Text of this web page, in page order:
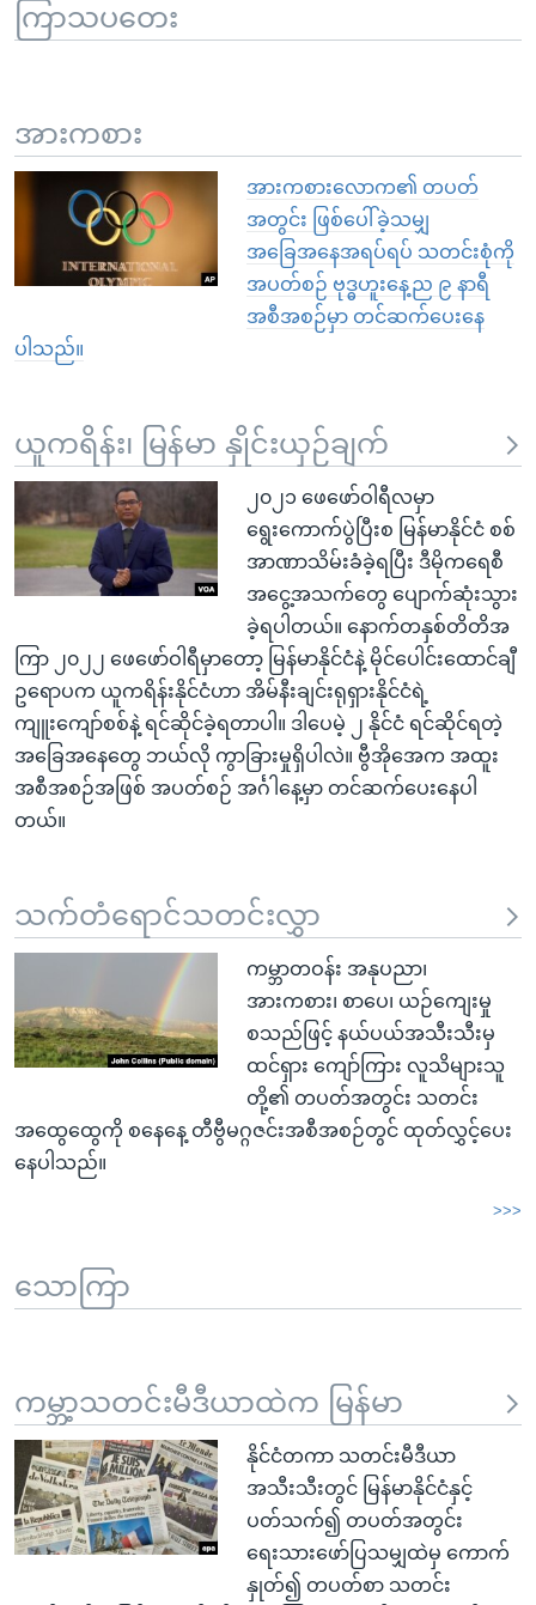
ကြာသပတေး
အားကစား
အားကစားလောက၏ တပတ်
အတွင်း ဖြစ်ပေါ်ခဲ့သမျှ
အခြေအနေအရပ်ရပ် သတင်းစုံကို
အပတ်စဉ် ဗုဒ္ဓဟူးနေ့ည ၉ နာရီ
အစီအစဉ်မှာ တင်ဆက်ပေးနေ
ပါသည်။
ယူကရိန်း၊ မြန်မာ နှိုင်းယှဉ်ချက်
၂၀၂၁ ဖေဖော်ဝါရီလမှာ
ရွေးကောက်ပွဲပြီးစ မြန်မာနိုင်ငံ စစ်
အာဏာသိမ်းခံခဲ့ရပြီး ဒီမိုကရေစီ
အငွေ့အသက်တွေ ပျောက်ဆုံးသွား
ခဲ့ရပါတယ်။ နောက်တနှစ်တိတိအ
ကြာ ၂၀၂၂ ဖေဖော်ဝါရီမှာတော့ မြန်မာနိုင်ငံနဲ့ မိုင်ပေါင်းထောင်ချီ
ဥရောပက ယူကရိန်းနိုင်ငံဟာ အိမ်နီးချင်းရုရှားနိုင်ငံရဲ့
ကျူးကျော်စစ်နဲ့ ရင်ဆိုင်ခဲ့ရတာပါ။ ဒါပေမဲ့ ၂ နိုင်ငံ ရင်ဆိုင်ရတဲ့
အခြေအနေတွေ ဘယ်လို ကွာခြားမှုရှိပါလဲ။ ဗွီအိုအေက အထူး
အစီအစဉ်အဖြစ် အပတ်စဉ် အင်္ဂါနေ့မှာ တင်ဆက်ပေးနေပါ
တယ်။
သက်တံရောင်သတင်းလွှာ
ကမ္ဘာတဝန်း အနုပညာ၊
အားကစား၊ စာပေ၊ ယဉ်ကျေးမှု
စသည်ဖြင့် နယ်ပယ်အသီးသီးမှ
ထင်ရှား ကျော်ကြား လူသိများသူ
တို့၏ တပတ်အတွင်း သတင်း
အထွေထွေကို စနေနေ့ တီဗွီမဂ္ဂဇင်းအစီအစဉ်တွင် ထုတ်လွှင့်ပေး
နေပါသည်။
>>>
သောကြာ
ကမ္ဘာ့သတင်းမီဒီယာထဲက မြန်မာ
နိုင်ငံတကာ သတင်းမီဒီယာ
အသီးသီးတွင် မြန်မာနိုင်ငံနှင့်
ပတ်သက်၍ တပတ်အတွင်း
ရေးသားဖော်ပြသမျှထဲမှ ကောက်
နှုတ်၍ တပတ်စာ သတင်း